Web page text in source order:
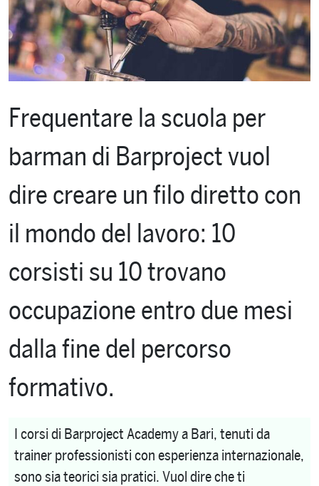
Frequentare la scuola per
barman di Barproject vuol
dire creare un filo diretto con
il mondo del lavoro: 10
corsisti su 10 trovano
occupazione entro due mesi
dalla fine del percorso
formativo.
I corsi di Barproject Academy a Bari, tenuti da
trainer professionisti con esperienza internazionale,
sono sia teorici sia pratici. Vuol dire che ti